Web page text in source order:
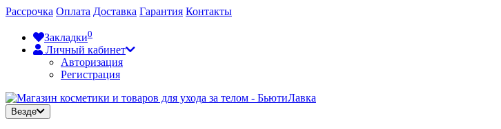
Рассрочка Оплата Доставка Гарантия Контакты
Закладки0
Личный кабинет
Авторизация
Регистрация
Везде